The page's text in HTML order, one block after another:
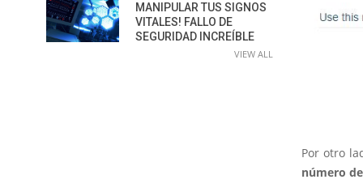
Por otro
número
MANIPULAR TUS SIGNOS
VITALES! FALLO DE
SEGURIDAD INCREÍBLE
VIEW ALL